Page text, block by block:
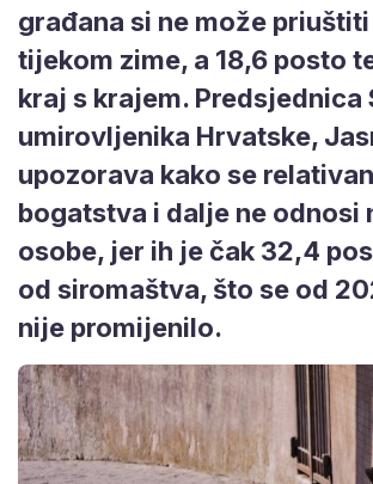
građana si ne može
tijekom zime, a 18,6 posto
kraj s krajem. Predsjednica
umirovljenika Hrvatske,
upozorava kako se
bogatstva i dalje ne odnosi
osobe, jer ih je čak 32,4
od siromaštva, što se od
nije promijenilo.